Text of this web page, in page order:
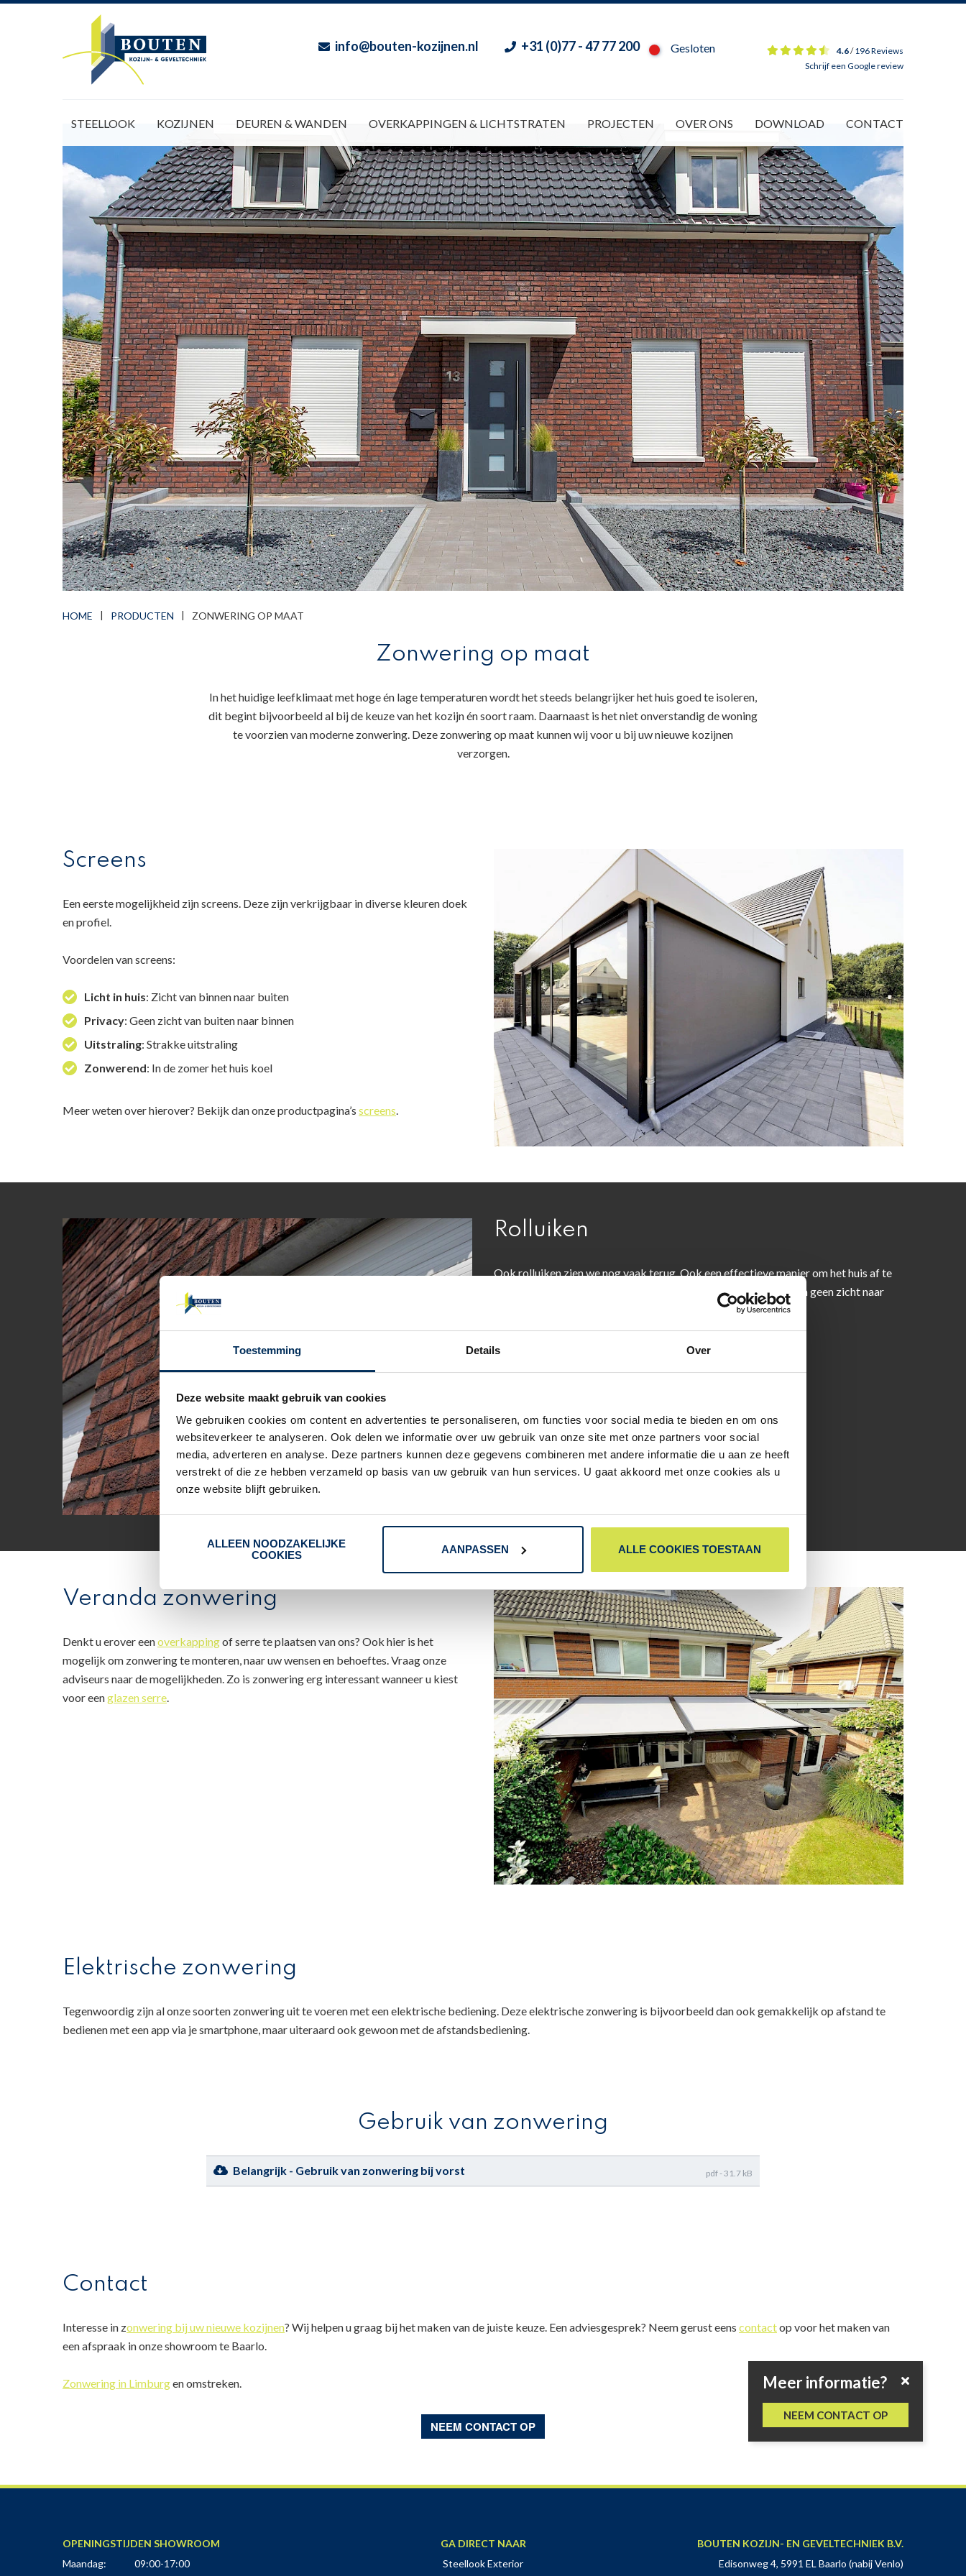
Toestemming Details Over
Deze website maakt gebruik van cookies
We gebruiken cookies om content en advertenties te personaliseren, om functies voor social media te bieden en om ons
websiteverkeer te analyseren. Ook delen we informatie over uw gebruik van onze site met onze partners voor social
media, adverteren en analyse. Deze partners kunnen deze gegevens combineren met andere informatie die u aan ze heeft
verstrekt of die ze hebben verzameld op basis van uw gebruik van hun services. U gaat akkoord met onze cookies als u
onze website blijft gebruiken.
ALLEEN NOODZAKELIJKE
COOKIES
AANPASSEN ALLE COOKIES TOESTAAN
info@bouten-kozijnen.nl +31 (0)77 - 47 77 200 Gesloten 4.6/196 Reviews
Schrijf een Google review
STEELLOOK KOZIJNEN DEUREN & WANDEN OVERKAPPINGEN & LICHTSTRATEN PROJECTEN OVER ONS DOWNLOAD CONTACT
HOME PRODUCTEN ZONWERING OP MAAT
Zonwering op maat
In het huidige leefklimaat met hoge én lage temperaturen wordt het steeds belangrijker het huis goed te isoleren,
dit begint bijvoorbeeld al bij de keuze van het kozijn én soort raam. Daarnaast is het niet onverstandig de woning
te voorzien van moderne zonwering. Deze zonwering op maat kunnen wij voor u bij uw nieuwe kozijnen
verzorgen.
Screens
Een eerste mogelijkheid zijn screens. Deze zijn verkrijgbaar in diverse kleuren doek
en profiel.
Voordelen van screens:
Licht in huis: Zicht van binnen naar buiten
Privacy: Geen zicht van buiten naar binnen
Uitstraling: Strakke uitstraling
Zonwerend: In de zomer het huis koel
Meer weten over hierover? Bekijk dan onze productpagina’s screens.
Rolluiken
Ook rolluiken zien we nog vaak terug. Ook een effectieve manier om het huis af te
sluiten voor de warmte. Enige nadeel hiervan, geen licht in huis en geen zicht naar
Veranda zonwering
Denkt u erover eenoverkappingof serre te plaatsen van ons? Ook hier is het
mogelijk om zonwering te monteren, naar uw wensen en behoeftes. Vraag onze
adviseurs naar de mogelijkheden. Zo is zonwering erg interessant wanneer u kiest
voor eenglazen serre.
Elektrische zonwering
Tegenwoordig zijn al onze soorten zonwering uit te voeren met een elektrische bediening. Deze elektrische zonwering is bijvoorbeeld dan ook gemakkelijk op afstand te
bedienen met een app via je smartphone, maar uiteraard ook gewoon met de afstandsbediening.
Gebruik van zonwering
Belangrijk - Gebruik van zonwering bij vorst pdf - 31.7 kB
Contact
Interesse in zonwering bij uw nieuwe kozijnen? Wij helpen u graag bij het maken van de juiste keuze. Een adviesgesprek? Neem gerust eens contactop voor het maken van
een afspraak in onze showroom te Baarlo.
Zonwering in Limburgen omstreken.
NEEM CONTACT OP
OPENINGSTIJDEN SHOWROOM
Maandag:
09:00-17:00
GA DIRECT NAAR
Steellook Exterior
BOUTEN KOZIJN- EN GEVELTECHNIEK B.V.
Edisonweg 4, 5991 EL Baarlo (nabij Venlo)
Meer informatie?
NEEM CONTACT OP